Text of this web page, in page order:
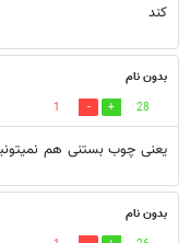
کند
بدون نام
28
1
یعنی چوب بستنی هم
بدون نام